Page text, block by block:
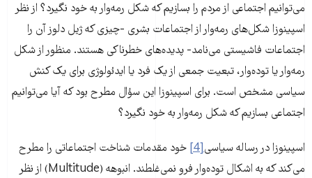
می‌توانیم اجتماعی از مردم را بسازیم که شکل رمه‌وار به خود نگیرد؟ از نظر
اسپینوزا شکل‌های رمه‌وار از اجتماعات بشری -چیزی که ژیل دلوز آن را
اجتماعات فاشیستی می‌نامد- پدیده‌های خطرناکی هستند. منظور از شکل
رمه‌وار یا توده‌وار، تبعیت جمعی از یک فرد یا ایدئولوژی برای یک کنش
سیاسی مشخص است. برای اسپینوزا این سؤال مطرح بود که آیا می‌توانیم
اجتماعی بسازیم که شکل رمه‌وار به خود نگیرد؟
اسپینوزا در رساله سیاسی[4]
خود مقدمات شناخت اجتماعاتی را مطرح
می‌کند که به اشکال توده‌وار فرو نمی‌غلطند. انبوهه (Multitude) از نظر